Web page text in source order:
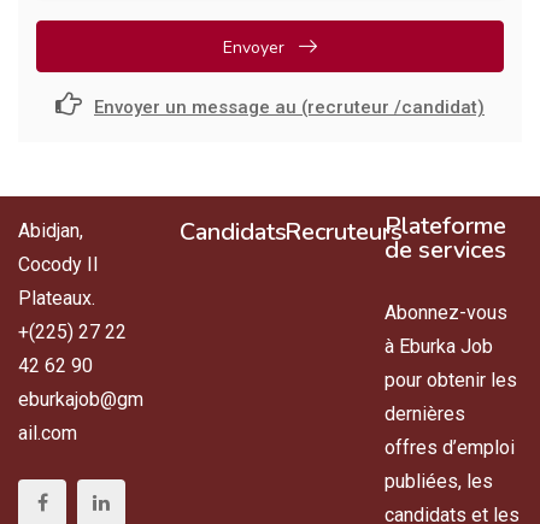
Envoyer
Envoyer un message au (recruteur /candidat)
Abidjan,
Cocody II
Plateaux.
+(225) 27 22
42 62 90
eburkajob@gm
ail.com
CandidatsRecruteursPlateforme
de services
Abonnez-vous
à Eburka Job
pour obtenir les
dernières
offres d’emploi
publiées, les
candidats et les